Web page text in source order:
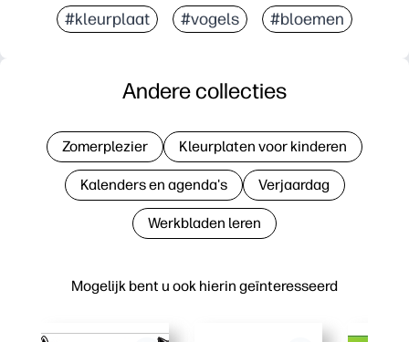
#kleurplaat #vogels #bloemen
Mogelijk bent u ook hierin geïnteresseerd
Andere collecties
Zomerplezier Kleurplaten voor kinderen
Kalenders en agenda's Verjaardag
Werkbladen leren